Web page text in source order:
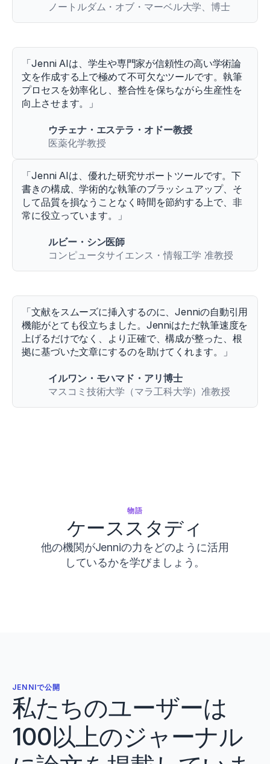
ノートルダム・オブ・マーベル大学、博士
「Jenni AIは、学生や専門家が信頼性の高い学術論
文を作成する上で極めて不可欠なツールです。執筆
プロセスを効率化し、整合性を保ちながら生産性を
向上させます。」
ウチェナ・エステラ・オドー教授
医薬化学教授
「Jenni AIは、優れた研究サポートツールです。下
書きの構成、学術的な執筆のブラッシュアップ、そ
して品質を損なうことなく時間を節約する上で、非
常に役立っています。」
ルビー・シン医師
コンピュータサイエンス・情報工学 准教授
「文献をスムーズに挿入するのに、Jenniの自動引用
機能がとても役立ちました。Jenniはただ執筆速度を
上げるだけでなく、より正確で、構成が整った、根
拠に基づいた文章にするのを助けてくれます。」
イルワン・モハマド・アリ博士
マスコミ技術大学（マラ工科大学）准教授
物語
ケーススタディ
他の機関がJenniの力をどのように活用
しているかを学びましょう。
JENNIで公開
私たちのユーザーは
100以上のジャーナル